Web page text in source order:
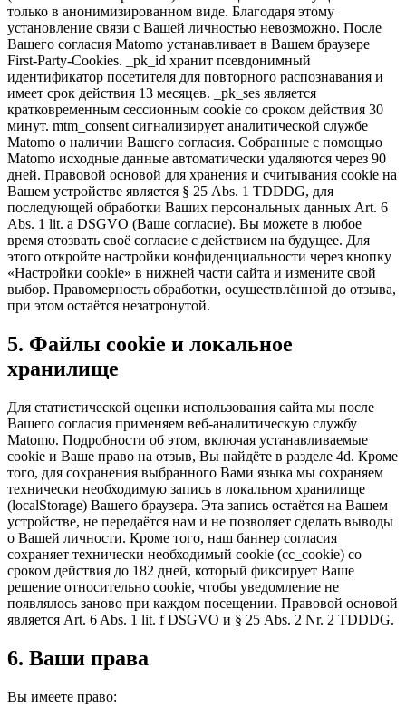
только в анонимизированном виде. Благодаря этому
установление связи с Вашей личностью невозможно. После
Вашего согласия Matomo устанавливает в Вашем браузере
First-Party-Cookies. _pk_id хранит псевдонимный
идентификатор посетителя для повторного распознавания и
имеет срок действия 13 месяцев. _pk_ses является
кратковременным сессионным cookie со сроком действия 30
минут. mtm_consent сигнализирует аналитической службе
Matomo о наличии Вашего согласия. Собранные с помощью
Matomo исходные данные автоматически удаляются через 90
дней. Правовой основой для хранения и считывания cookie на
Вашем устройстве является § 25 Abs. 1 TDDDG, для
последующей обработки Ваших персональных данных Art. 6
Abs. 1 lit. a DSGVO (Ваше согласие). Вы можете в любое
время отозвать своё согласие с действием на будущее. Для
этого откройте настройки конфиденциальности через кнопку
«Настройки cookie» в нижней части сайта и измените свой
выбор. Правомерность обработки, осуществлённой до отзыва,
при этом остаётся незатронутой.
5. Файлы cookie и локальное
хранилище
Для статистической оценки использования сайта мы после
Вашего согласия применяем веб-аналитическую службу
Matomo. Подробности об этом, включая устанавливаемые
cookie и Ваше право на отзыв, Вы найдёте в разделе 4d. Кроме
того, для сохранения выбранного Вами языка мы сохраняем
технически необходимую запись в локальном хранилище
(localStorage) Вашего браузера. Эта запись остаётся на Вашем
устройстве, не передаётся нам и не позволяет сделать выводы
о Вашей личности. Кроме того, наш баннер согласия
сохраняет технически необходимый cookie (cc_cookie) со
сроком действия до 182 дней, который фиксирует Ваше
решение относительно cookie, чтобы уведомление не
появлялось заново при каждом посещении. Правовой основой
является Art. 6 Abs. 1 lit. f DSGVO и § 25 Abs. 2 Nr. 2 TDDDG.
6. Ваши права
Вы имеете право: